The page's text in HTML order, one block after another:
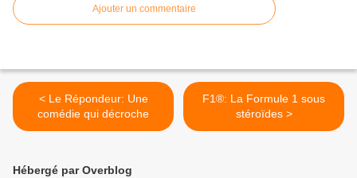
Ajouter un commentaire
< Le Répondeur: Une
comédie qui décroche
F1®: La Formule 1 sous
stéroïdes >
Hébergé par Overblog